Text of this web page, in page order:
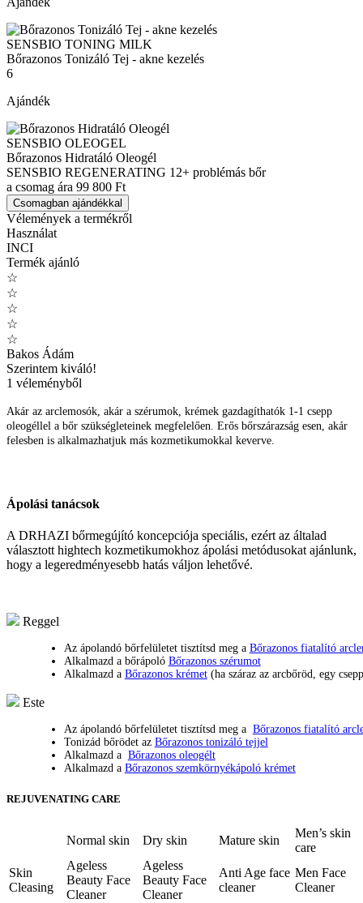
SENSBIO TONING MILK
Bőrazonos Tonizáló Tej - akne kezelés
6
Ajándék
SENSBIO OLEOGEL
Bőrazonos Hidratáló Oleogél
SENSBIO REGENERATING 12+ problémás bőr
a csomag ára 99 800 Ft
Csomagban ajándékkal
Vélemények a termékről
Használat
INCI
Termék ajánló
☆
☆
☆
☆
☆
Bakos Ádám
Szerintem kiváló!
1 véleményből
Akár az arclemosók, akár a szérumok, krémek gazdagíthatók 1-1 csepp
oleogéllel a bőr szükségleteinek megfelelően. Erős bőrszárazság esen, akár
felesben is alkalmazhatjuk más kozmetikumokkal keverve.
Ápolási tanácsok
A DRHAZI bőrmegújító koncepciója speciális, ezért az általad
választott hightech kozmetikumokhoz ápolási metódusokat ajánlunk,
hogy a legeredményesebb hatás váljon lehetővé.
Reggel
Az ápolandó bőrfelületet tisztítsd meg a Bőrazonos fiatalító
Alkalmazd a bőrápoló Bőrazonos szérumot
Alkalmazd a Bőrazonos krémet(ha száraz az arcbőröd, egy
Este
Az ápolandó bőrfelületet tisztítsd meg a Bőrazonos fiatalító
Tonizád bőrödet az Bőrazonos tonizáló tejjel
Alkalmazd a Bőrazonos oleogélt
Alkalmazd a Bőrazonos szemkörnyékápoló krémet
REJUVENATING CARE
Normal skin Dry skin Mature skin
Men’s skin
care
Skin
Cleasing
Ageless
Beauty Face
Cleaner
Ageless
Beauty Face
Cleaner
Anti Age face
cleaner
Men Face
Cleaner